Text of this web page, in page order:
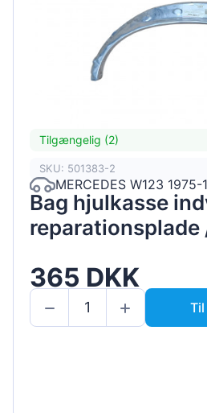
Tilgængelig (2)
SKU: 501383-2
MERCEDES W123 1975-
Bag hjulkasse
reparationsplade
365 DKK